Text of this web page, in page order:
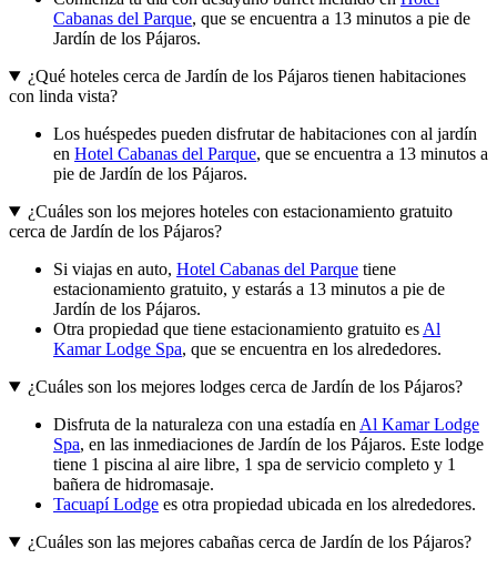
Cabanas del Parque, que se encuentra a 13 minutos a pie de
Jardín de los Pájaros.
¿Qué hoteles cerca de Jardín de los Pájaros tienen habitaciones
con linda vista?
Los huéspedes pueden disfrutar de habitaciones con al jardín
en Hotel Cabanas del Parque, que se encuentra a 13 minutos a
pie de Jardín de los Pájaros.
¿Cuáles son los mejores hoteles con estacionamiento gratuito
cerca de Jardín de los Pájaros?
Si viajas en auto, Hotel Cabanas del Parque tiene
estacionamiento gratuito, y estarás a 13 minutos a pie de
Jardín de los Pájaros.
Otra propiedad que tiene estacionamiento gratuito es Al
Kamar Lodge Spa, que se encuentra en los alrededores.
¿Cuáles son los mejores lodges cerca de Jardín de los Pájaros?
Disfruta de la naturaleza con una estadía en Al Kamar Lodge
Spa, en las inmediaciones de Jardín de los Pájaros. Este lodge
tiene 1 piscina al aire libre, 1 spa de servicio completo y 1
bañera de hidromasaje.
Tacuapí Lodge es otra propiedad ubicada en los alrededores.
¿Cuáles son las mejores cabañas cerca de Jardín de los Pájaros?